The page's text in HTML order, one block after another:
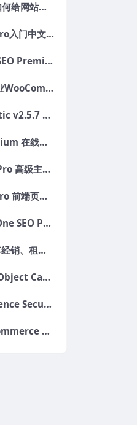
WordPress如何给网站添加自定义鼠标指针
Elementor Pro入门中文教程：设计构建和发布网站
[汉化] Yoast SEO Premium 搜索引擎SEO优化插件+全套扩展附件
Yobazar - 专业WooCommerce WordPress主题，助力在线商店
[汉化] Aiomatic v2.5.7 自动AI内容编写器和编辑器GPT-3和GPT-4等AI工具包
[汉化] Chromium 在线汽车配件商店 WooCommerce 主题 v1.3.28
[汉化] Astra Pro 高级主题模块页面扩展插件 v4.11.6
Elementor Pro 前端页面编辑构建器插件
[汉化] All in One SEO PRO v4.6.2 搜索引擎SEO优化WordPress插件
Motors - 汽车经销、租赁与分类列表 WordPress 主题
[优化] Redis Object Cache Pro 专业版对象缓存WordPress插件 v1.21.0
[汉化] Wordfence Security Premium v8.0.2 一款专为WordPress设计的安全插件
[汉化] WooCommerce Table Rate Shipping v3.6.3 运费费率表